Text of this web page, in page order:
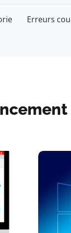
Erreurs